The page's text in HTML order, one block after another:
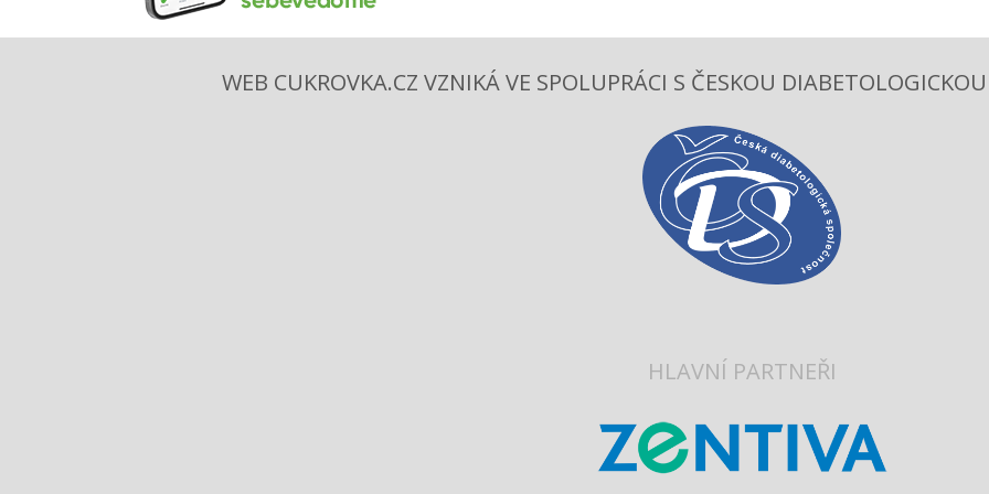
WEB CUKROVKA.CZ VZNIKÁ VE SPOLUPRÁCI S ČESKOU
HLAVNÍ PARTNEŘI